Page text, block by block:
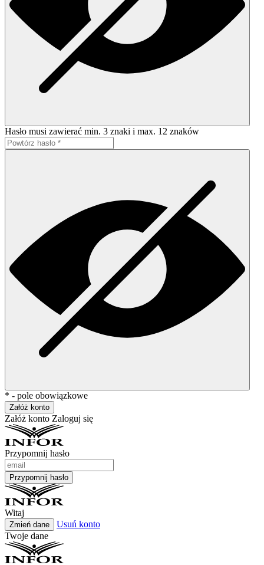
Hasło musi zawierać min. 3 znaki i max. 12 znaków
* - pole obowiązkowe
Załóż konto
Załóż konto Zaloguj się
Przypomnij hasło
Przypomnij hasło
Witaj
Zmień dane
Usuń konto
Twoje dane